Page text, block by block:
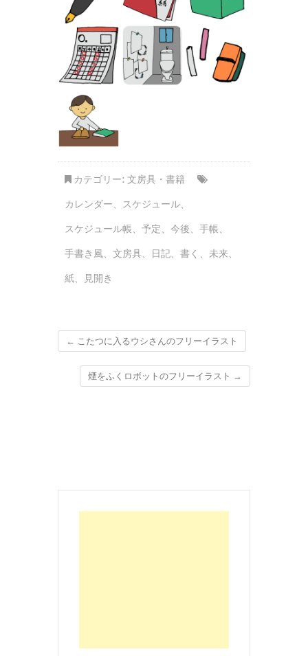
カテゴリー: 文房具・書籍
カレンダー、 スケジュール、
スケジュール帳、 予定、 今後、 手帳、
手書き風、 文房具、 日記、 書く 、 未来、
紙、 見開き
← こたつに入るウシさんのフリーイラスト
煙をふくロボットのフリーイラスト →